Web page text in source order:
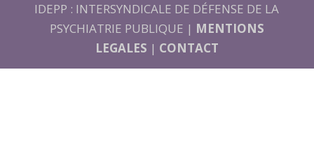
IDEPP : INTERSYNDICALE DE DÉFENSE DE LA
PSYCHIATRIE PUBLIQUE | MENTIONS
LEGALES | CONTACT